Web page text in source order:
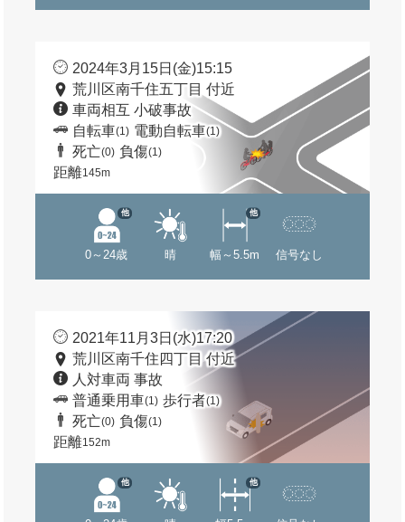
2024年3月15日(金)15:15
荒川区南千住五丁目 付近
車両相互 小破事故
自転車(1) 電動自転車(1)
死亡(0) 負傷(1)
距離145m
0～24歳
他
晴 幅～5.5m
他
信号なし
2021年11月3日(水)17:20
荒川区南千住四丁目 付近
人対車両 事故
普通乗用車(1) 歩行者(1)
死亡(0) 負傷(1)
距離152m
他 他